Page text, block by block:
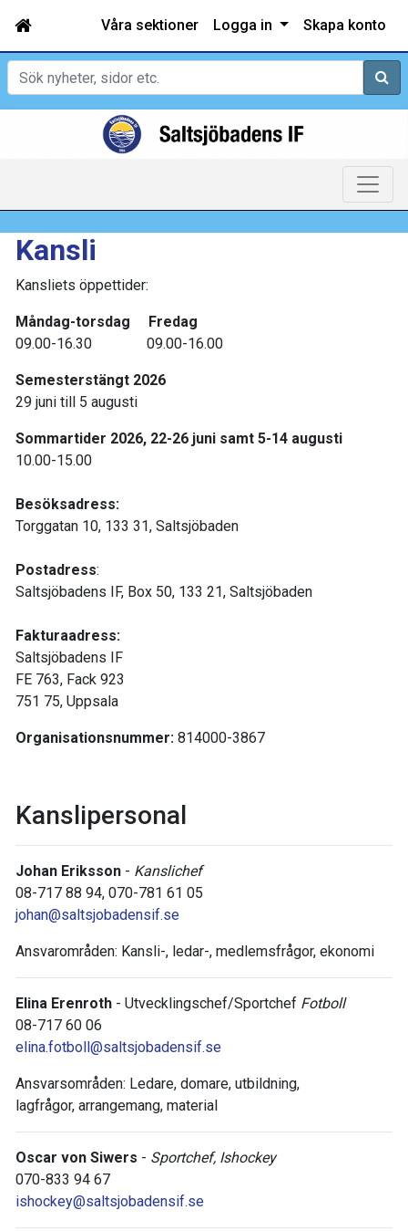
Våra sektioner Logga in Skapa konto
Sök
Kansli
Kansliets öppettider:
Måndag-torsdag Fredag
09.00-16.30 09.00-16.00
Semesterstängt 2026
29 juni till 5 augusti
Sommartider 2026, 22-26 juni samt 5-14 augusti
10.00-15.00
Besöksadress:
Torggatan 10, 133 31, Saltsjöbaden
Postadress:
Saltsjöbadens IF, Box 50, 133 21, Saltsjöbaden
Fakturaadress:
Saltsjöbadens IF
FE 763, Fack 923
751 75, Uppsala
Organisationsnummer: 814000-3867
Kanslipersonal
Johan Eriksson - Kanslichef
08-717 88 94, 070-781 61 05
johan@saltsjobadensif.se
Ansvarområden: Kansli-, ledar-, medlemsfrågor, ekonomi
Elina Erenroth - Utvecklingschef/Sportchef Fotboll
08-717 60 06
elina.fotboll@saltsjobadensif.se
Ansvarsområden: Ledare, domare, utbildning,
lagfrågor, arrangemang, material
Oscar von Siwers - Sportchef, Ishockey
070-833 94 67
ishockey@saltsjobadensif.se